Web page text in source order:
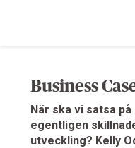
Business
När ska vi satsa
egentligen
utveckling? Kelly